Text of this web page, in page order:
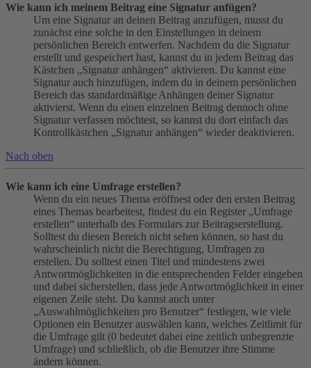
Wie kann ich meinem Beitrag eine Signatur anfügen?
Um eine Signatur an deinen Beitrag anzufügen, musst du
zunächst eine solche in den Einstellungen in deinem
persönlichen Bereich entwerfen. Nachdem du die Signatur
erstellt und gespeichert hast, kannst du in jedem Beitrag das
Kästchen „Signatur anhängen“ aktivieren. Du kannst eine
Signatur auch hinzufügen, indem du in deinem persönlichen
Bereich das standardmäßige Anhängen deiner Signatur
aktivierst. Wenn du einen einzelnen Beitrag dennoch ohne
Signatur verfassen möchtest, so kannst du dort einfach das
Kontrollkästchen „Signatur anhängen“ wieder deaktivieren.
Nach oben
Wie kann ich eine Umfrage erstellen?
Wenn du ein neues Thema eröffnest oder den ersten Beitrag
eines Themas bearbeitest, findest du ein Register „Umfrage
erstellen“ unterhalb des Formulars zur Beitragserstellung.
Solltest du diesen Bereich nicht sehen können, so hast du
wahrscheinlich nicht die Berechtigung, Umfragen zu
erstellen. Du solltest einen Titel und mindestens zwei
Antwortmöglichkeiten in die entsprechenden Felder eingeben
und dabei sicherstellen, dass jede Antwortmöglichkeit in einer
eigenen Zeile steht. Du kannst auch unter
„Auswahlmöglichkeiten pro Benutzer“ festlegen, wie viele
Optionen ein Benutzer auswählen kann, welches Zeitlimit für
die Umfrage gilt (0 bedeutet dabei eine zeitlich unbegrenzte
Umfrage) und schließlich, ob die Benutzer ihre Stimme
ändern können.